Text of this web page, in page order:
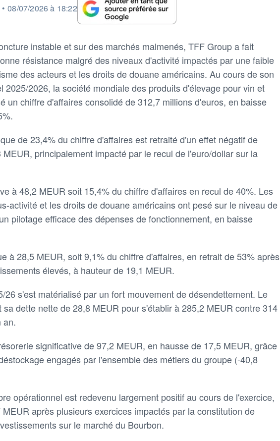
par
• 08/07/2026 à 18:22
instable et sur des marchés malmenés, TFF Group a fait
résistance malgré des niveaux d'activité impactés par une faible
des acteurs et les droits de douane américains. Au cours de son
2025/2026, la société mondiale des produits d'élevage pour vin et
un chiffre d'affaires consolidé de 312,7 millions d'euros, en baisse
de 23,4% du chiffre d'affaires est retraité d'un effet négatif de
principalement impacté par le recul de l'euro/dollar sur la
à 48,2 MEUR soit 15,4% du chiffre d'affaires en recul de 40%. Les
activité et les droits de douane américains ont pesé sur le niveau de
pilotage efficace des dépenses de fonctionnement, en baisse
à 28,5 MEUR, soit 9,1% du chiffre d'affaires, en retrait de 53% après
élevés, à hauteur de 19,1 MEUR.
26 s'est matérialisé par un fort mouvement de désendettement. Le
sa dette nette de 28,8 MEUR pour s'établir à 285,2 MEUR contre 314
an.
significative de 97,2 MEUR, en hausse de 17,5 MEUR, grâce
engagés par l'ensemble des métiers du groupe (-40,8
opérationnel est redevenu largement positif au cours de l'exercice,
après plusieurs exercices impactés par la constitution de
sur le marché du Bourbon.